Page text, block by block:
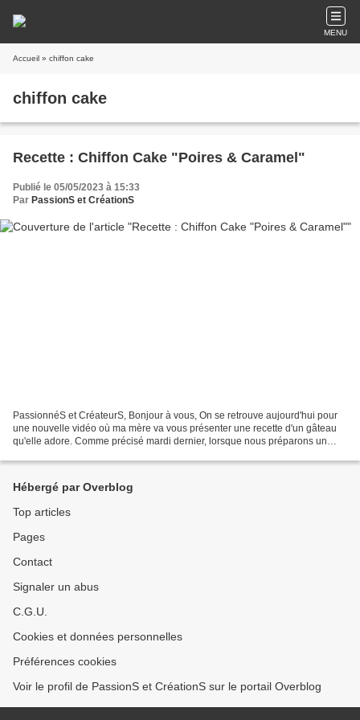
MENU
Accueil » chiffon cake
chiffon cake
Recette : Chiffon Cake "Poires & Caramel"
Publié le 05/05/2023 à 15:33
Par PassionS et CréationS
PassionnéS et CréateurS, Bonjour à vous, On se retrouve aujourd'hui pour
une nouvelle vidéo où ma mère va vous présenter une recette d'un gâteau
qu'elle adore. Comme précisé mardi dernier, lorsque nous préparons un
Hébergé par Overblog
Top articles
Pages
Contact
Signaler un abus
C.G.U.
Cookies et données personnelles
Préférences cookies
Voir le profil de PassionS et CréationS sur le portail Overblog